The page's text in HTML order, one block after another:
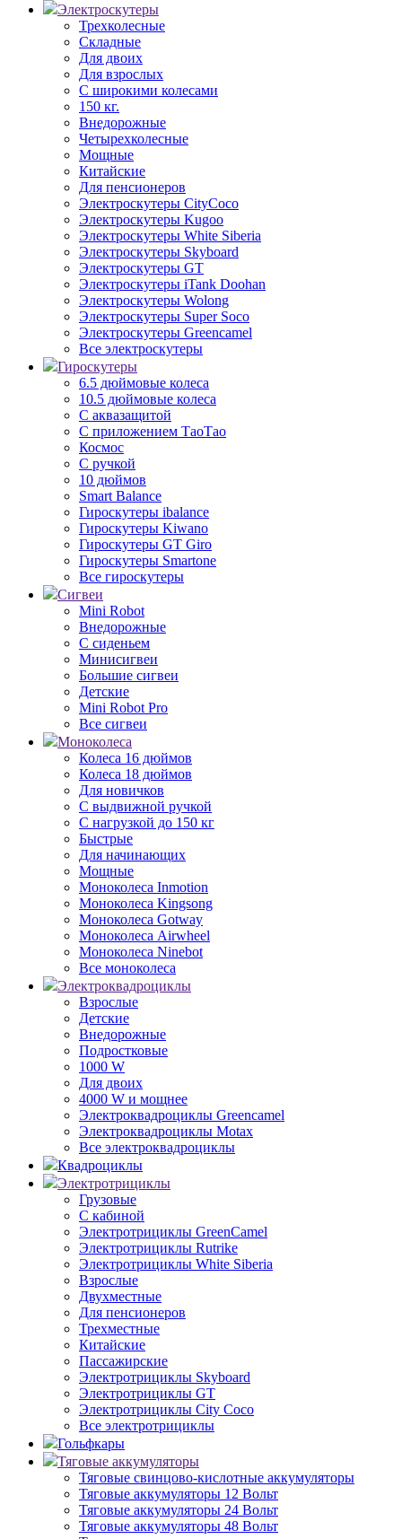
Электроскутеры
Трехколесные
Складные
Для двоих
Для взрослых
С широкими колесами
150 кг.
Внедорожные
Четырехколесные
Мощные
Китайские
Для пенсионеров
Электроскутеры CityCoco
Электроскутеры Kugoo
Электроскутеры White Siberia
Электроскутеры Skyboard
Электроскутеры GT
Электроскутеры iTank Doohan
Электроскутеры Wolong
Электроскутеры Super Soco
Электроскутеры Greencamel
Все электроскутеры
Гироскутеры
6.5 дюймовые колеса
10.5 дюймовые колеса
С аквазащитой
С приложением ТаоТао
Космос
С ручкой
10 дюймов
Smart Balance
Гироскутеры ibalance
Гироскутеры Kiwano
Гироскутеры GT Giro
Гироскутеры Smartone
Все гироскутеры
Сигвеи
Mini Robot
Внедорожные
С сиденьем
Минисигвеи
Большие сигвеи
Детские
Mini Robot Pro
Все сигвеи
Моноколеса
Колеса 16 дюймов
Колеса 18 дюймов
Для новичков
С выдвижной ручкой
С нагрузкой до 150 кг
Быстрые
Для начинающих
Мощные
Моноколеса Inmotion
Моноколеса Kingsong
Моноколеса Gotway
Моноколеса Airwheel
Моноколеса Ninebot
Все моноколеса
Электроквадроциклы
Взрослые
Детские
Внедорожные
Подростковые
1000 W
Для двоих
4000 W и мощнее
Электроквадроциклы Greencamel
Электроквадроциклы Motax
Все электроквадроциклы
Квадроциклы
Электротрициклы
Грузовые
С кабиной
Электротрициклы GreenCamel
Электротрициклы Rutrike
Электротрициклы White Siberia
Взрослые
Двухместные
Для пенсионеров
Трехместные
Китайские
Пассажирские
Электротрициклы Skyboard
Электротрициклы GT
Электротрициклы City Coco
Все электротрициклы
Гольфкары
Тяговые аккумуляторы
Тяговые свинцово-кислотные аккумуляторы
Тяговые аккумуляторы 12 Вольт
Тяговые аккумуляторы 24 Вольт
Тяговые аккумуляторы 48 Вольт